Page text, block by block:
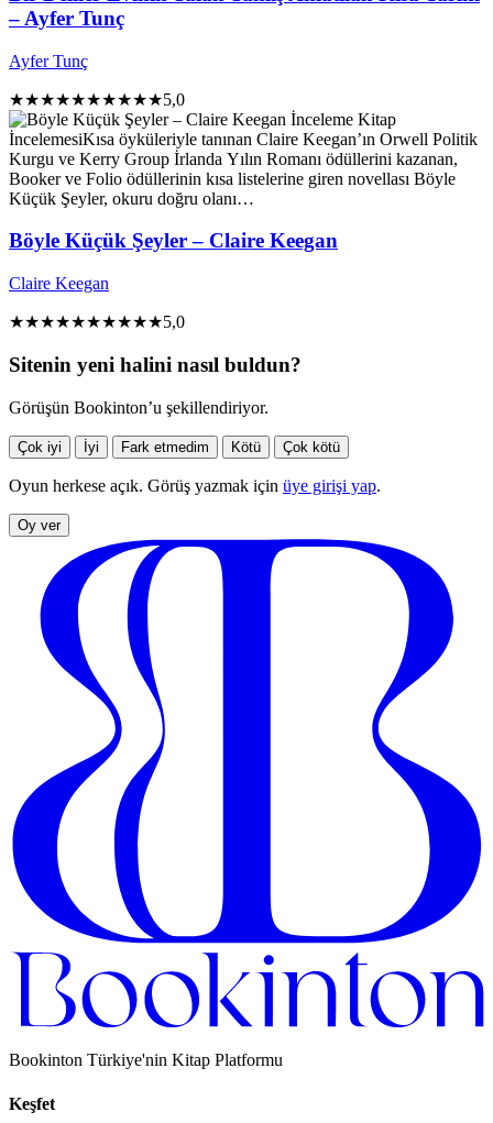
– Ayfer Tunç
Ayfer Tunç
★★★★★★★★★★5,0
İnceleme Kitap
İncelemesiKısa öyküleriyle tanınan Claire Keegan’ın Orwell Politik
Kurgu ve Kerry Group İrlanda Yılın Romanı ödüllerini kazanan,
Booker ve Folio ödüllerinin kısa listelerine giren novellası Böyle
Küçük Şeyler, okuru doğru olanı…
Böyle Küçük Şeyler – Claire Keegan
Claire Keegan
★★★★★★★★★★5,0
Sitenin yeni halini nasıl buldun?
Görüşün Bookinton’u şekillendiriyor.
Çok iyi İyi Fark etmedim Kötü Çok kötü
Oyun herkese açık. Görüş yazmak için üye girişi yap.
Oy ver
Bookinton Türkiye'nin Kitap Platformu
Keşfet